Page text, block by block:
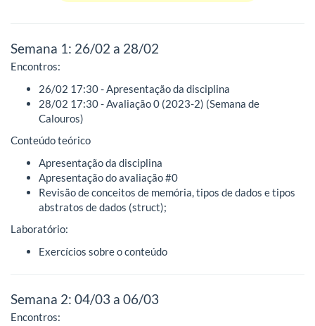
Semana 1: 26/02 a 28/02
Encontros:
26/02 17:30 - Apresentação da disciplina
28/02 17:30 - Avaliação 0 (2023-2) (Semana de
Calouros)
Conteúdo teórico
Apresentação da disciplina
Apresentação do avaliação #0
Revisão de conceitos de memória, tipos de dados e tipos
abstratos de dados (struct);
Laboratório:
Exercícios sobre o conteúdo
Semana 2: 04/03 a 06/03
Encontros: